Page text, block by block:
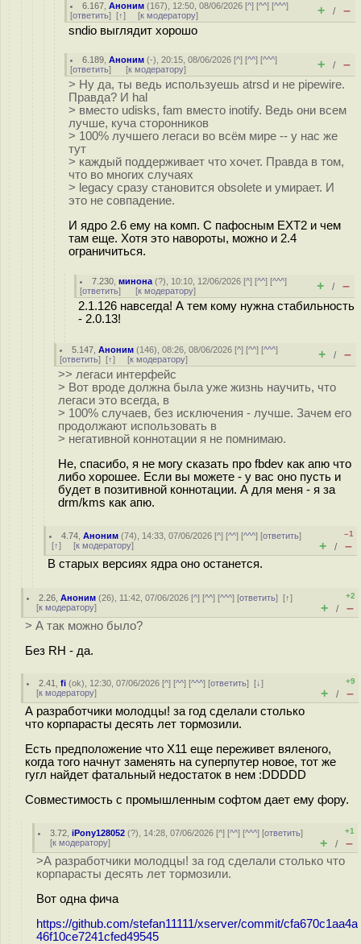
6.167 ,Аноним (167), 12:50, 08/06/2026 [^] [^^] [^^^]
[ответить] [↑] [к модератору] + / –
sndio выглядит хорошо
6.189 ,Аноним (-), 20:15, 08/06/2026 [^] [^^] [^^^]
[ответить] [к модератору] + / –
> Ну да, ты ведь используешь atrsd и не pipewire.
Правда? И hal
> вместо udisks, fam вместо inotify. Ведь они всем
лучше, куча сторонников
> 100% лучшего легаси во всём мире -- у нас же
тут
> каждый поддерживает что хочет. Правда в том,
что во многих случаях
> legacy сразу становится obsolete и умирает. И
это не совпадение.
И ядро 2.6 ему на комп. С пафосным EXT2 и чем
там еще. Хотя это навороты, можно и 2.4
ограничиться.
7.230 ,минона (?), 10:10, 12/06/2026 [^] [^^] [^^^]
[ответить] [к модератору] + / –
2.1.126 навсегда! А тем кому нужна стабильность
- 2.0.13!
5.147 ,Аноним (146), 08:26, 08/06/2026 [^] [^^] [^^^]
[ответить] [↑] [к модератору] + / –
>> легаси интерфейс
> Вот вроде должна была уже жизнь научить, что
легаси это всегда, в
> 100% случаев, без исключения - лучше. Зачем его
продолжают использовать в
> негативной коннотации я не помнимаю.
Не, спасибо, я не могу сказать про fbdev как апю что
либо хорошее. Если вы можете - у вас оно пусть и
будет в позитивной коннотации. А для меня - я за
drm/kms как апю.
4.74 ,Аноним (74), 14:33, 07/06/2026 [^] [^^] [^^^] [ответить]
[↑] [к модератору]
–1
+ / –
В старых версиях ядра оно останется.
2.26 ,Аноним (26), 11:42, 07/06/2026 [^] [^^] [^^^] [ответить][↑]
[к модератору]
+2
+ / –
> А так можно было?
Без RH - да.
2.41 ,fi (ok), 12:30, 07/06/2026 [^] [^^] [^^^] [ответить][↓]
[к модератору]
+9
+ / –
А разработчики молодцы! за год сделали столько
что корпарасты десять лет тормозили.
Есть предположение что X11 еще переживет вяленого,
когда того начнут заменять на суперпутер новое, тот же
гугл найдет фатальный недостаток в нем :DDDDD
Совместимость с промышленным софтом дает ему фору.
3.72 ,iPony128052 (?), 14:28, 07/06/2026 [^] [^^] [^^^] [ответить]
[к модератору]
+1
+ / –
>А разработчики молодцы! за год сделали столько что
корпарасты десять лет тормозили.
Вот одна фича
https://github.com/stefan11111/xserver/commit/cfa670c1aa4a
46f10ce7241cfed49545